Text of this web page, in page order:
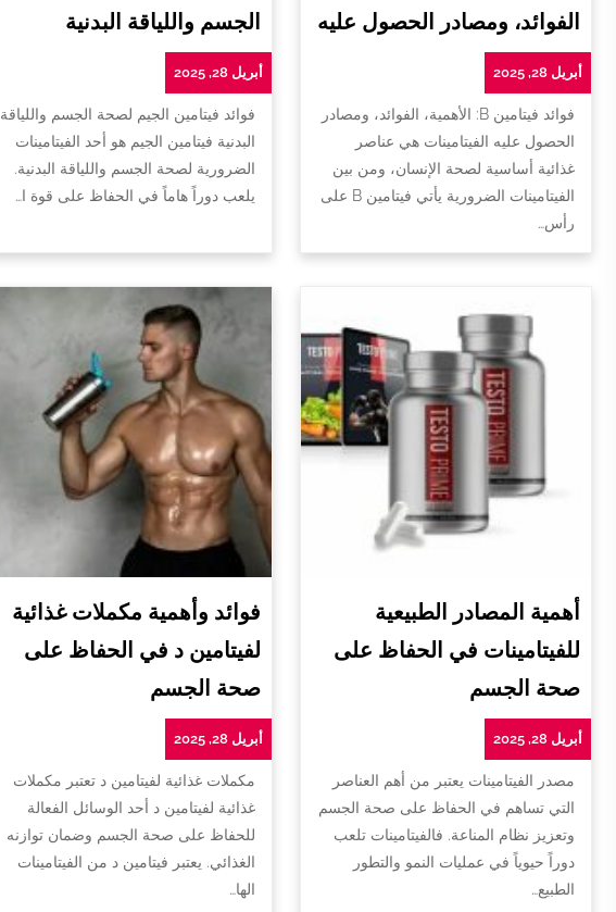
الفوائد، ومصادر الحصول عليه
أبريل 28, 2025
فوائد فيتامين B: الأهمية، الفوائد، ومصادر
الحصول عليه الفيتامينات هي عناصر
غذائية أساسية لصحة الإنسان، ومن بين
الفيتامينات الضرورية يأتي فيتامين B على
رأس…
الجسم واللياقة البدنية
أبريل 28, 2025
فوائد فيتامين الجيم لصحة الجسم واللياقة
البدنية فيتامين الجيم هو أحد الفيتامينات
الضرورية لصحة الجسم واللياقة البدنية.
يلعب دوراً هاماً في الحفاظ على قوة ا…
أهمية المصادر الطبيعية
للفيتامينات في الحفاظ على
صحة الجسم
أبريل 28, 2025
مصدر الفيتامينات يعتبر من أهم العناصر
التي تساهم في الحفاظ على صحة الجسم
وتعزيز نظام المناعة. فالفيتامينات تلعب
دوراً حيوياً في عمليات النمو والتطور
الطبيع…
فوائد وأهمية مكملات غذائية
لفيتامين د في الحفاظ على
صحة الجسم
أبريل 28, 2025
مكملات غذائية لفيتامين د تعتبر مكملات
غذائية لفيتامين د أحد الوسائل الفعالة
للحفاظ على صحة الجسم وضمان توازنه
الغذائي. يعتبر فيتامين د من الفيتامينات
الها…